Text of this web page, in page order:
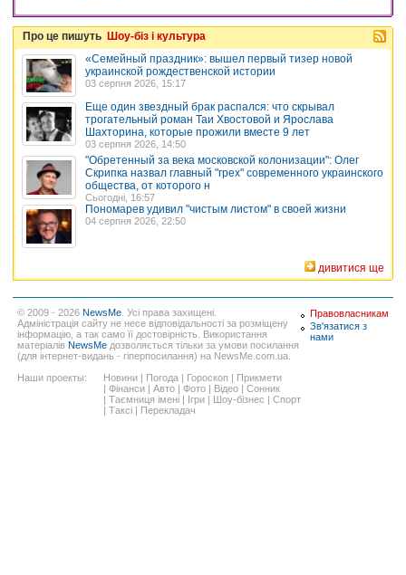
Про це пишуть Шоу-біз і культура
«Семейный праздник»: вышел первый тизер новой
украинской рождественской истории
03 серпня 2026, 15:17
Еще один звездный брак распался: что скрывал
трогательный роман Таи Хвостовой и Ярослава
Шахторина, которые прожили вместе 9 лет
03 серпня 2026, 14:50
"Обретенный за века московской колонизации": Олег
Скрипка назвал главный "грех" современного украинского
общества, от которого н
Сьогодні, 16:57
Пономарев удивил "чистым листом" в своей жизни
04 серпня 2026, 22:50
дивитися ще
© 2009 - 2026 NewsMe . Усі права захищені.
Адміністрація сайту не несе відповідальності за розміщену
інформацію, а так само її достовірність. Використання
матеріалів NewsMe дозволяється тільки за умови посилання
(для інтернет-видань - гіперпосилання) на NewsMe.com.ua.
Наши проекты:
Новини | Погода | Гороскоп | Прикмети
| Фінанси | Авто | Фото | Відео | Сонник
| Таємниця імені | Ігри | Шоу-бізнес | Спорт
| Таксі | Перекладач
Правовласникам
Зв'язатися з
нами